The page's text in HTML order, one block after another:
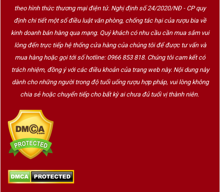
theo hình thức thương mại điện tử. Nghị định số 24/2020/NĐ - CP quy
định chi tiết một số điều luật văn phòng, chống tác hại của rượu bia về
kinh doanh bán hàng qua mạng. Quý khách có nhu cầu cần mua sắm vui
lòng đến trực tiếp hệ thống cửa hàng của chúng tôi để được tư vấn và
mua hàng hoặc gọi tới số hotline: 0966 853 818. Chúng tôi cam kết có
trách nhiệm, đồng ý với các điều khoản của trang web này. Nội dung này
dành cho những người trong độ tuổi uống rượu hợp pháp, vui lòng không
chia sẻ hoặc chuyển tiếp cho bất kỳ ai chưa đủ tuổi vị thành niên.